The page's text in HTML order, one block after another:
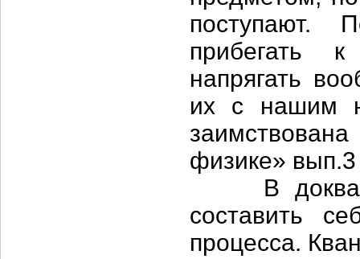
поступают.
прибегать
напрягать
их с нашим
физике»
В
составить
процесса.